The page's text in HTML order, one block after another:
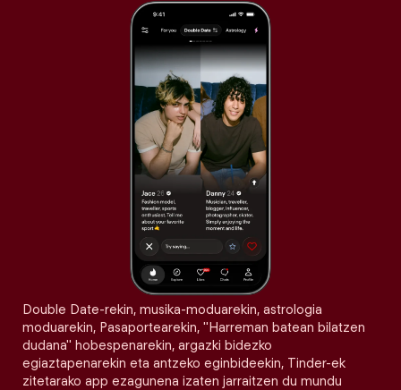
Double Date-rekin, musika-moduarekin, astrologia
moduarekin, Pasaportearekin, "Harreman batean bilatzen
dudana" hobespenarekin, argazki bidezko
egiaztapenarekin eta antzeko eginbideekin, Tinder-ek
zitetarako app ezagunena izaten jarraitzen du mundu